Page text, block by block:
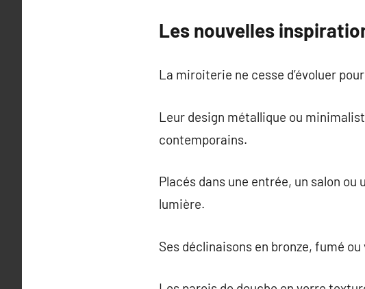
Les nouvelles
La miroiterie ne cesse d’évoluer
Leur design métallique ou
contemporains.
Placés dans une entrée, un salon
lumière.
Ses déclinaisons en bronze, fumé